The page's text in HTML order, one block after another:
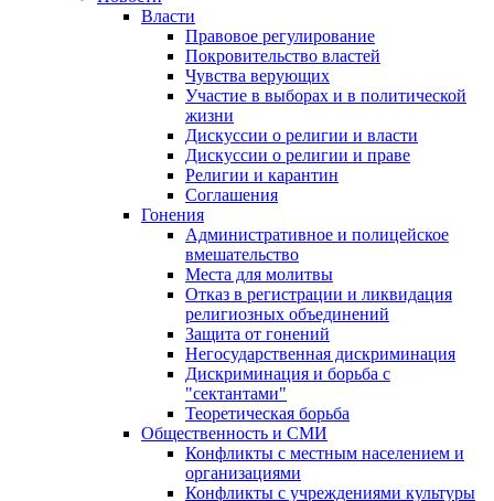
Власти
Правовое регулирование
Покровительство властей
Чувства верующих
Участие в выборах и в политической
жизни
Дискуссии о религии и власти
Дискуссии о религии и праве
Религии и карантин
Соглашения
Гонения
Административное и полицейское
вмешательство
Места для молитвы
Отказ в регистрации и ликвидация
религиозных объединений
Защита от гонений
Негосударственная дискриминация
Дискриминация и борьба с
"сектантами"
Теоретическая борьба
Общественность и СМИ
Конфликты с местным населением и
организациями
Конфликты с учреждениями культуры